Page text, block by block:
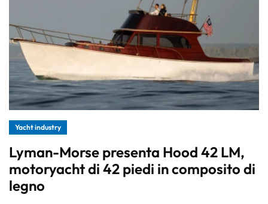
Yacht industry
Lyman-Morse presenta Hood 42 LM,
motoryacht di 42 piedi in composito di
legno